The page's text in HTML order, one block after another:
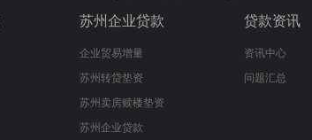
苏州企业贷款
企业贸易增量
苏州转贷垫资
苏州卖房赎楼垫资
苏州企业贷款
贷款资讯
资讯中心
问题汇总